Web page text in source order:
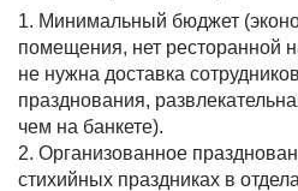
1. Минимальный бюджет
помещения, нет ресторанной
не нужна доставка
празднования,
чем на банкете).
2. Организованное
стихийных праздниках в